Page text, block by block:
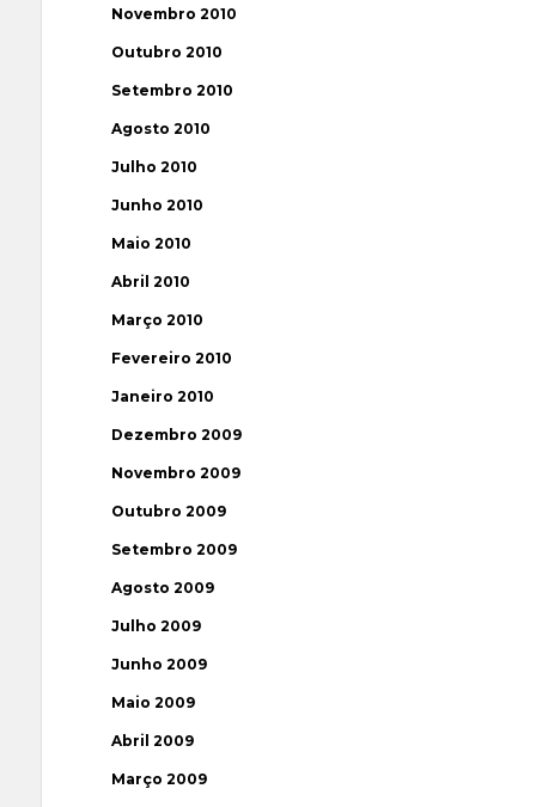
Novembro 2010
Outubro 2010
Setembro 2010
Agosto 2010
Julho 2010
Junho 2010
Maio 2010
Abril 2010
Março 2010
Fevereiro 2010
Janeiro 2010
Dezembro 2009
Novembro 2009
Outubro 2009
Setembro 2009
Agosto 2009
Julho 2009
Junho 2009
Maio 2009
Abril 2009
Março 2009